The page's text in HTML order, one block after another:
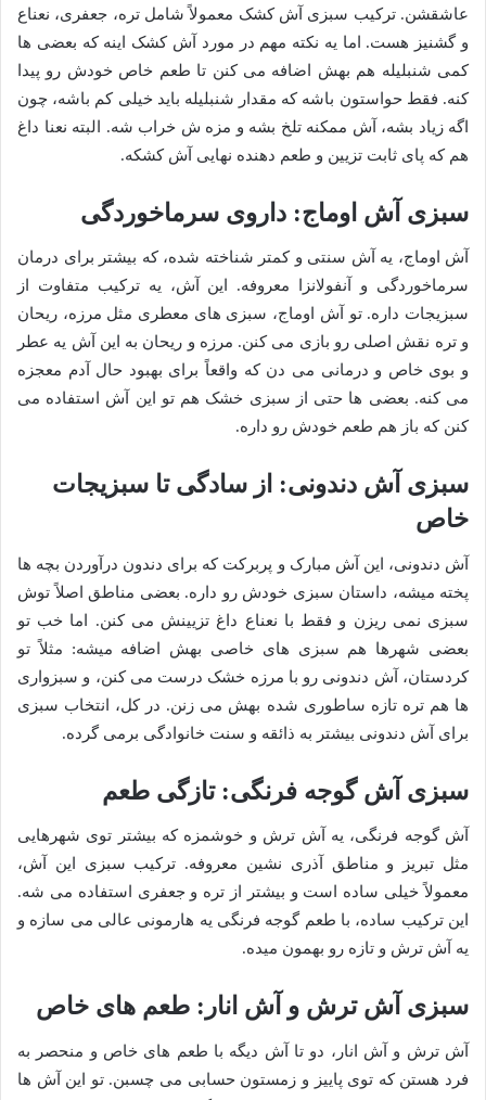
عاشقشن. ترکیب سبزی آش کشک معمولاً شامل تره، جعفری، نعناع
و گشنیز هست. اما یه نکته مهم در مورد آش کشک اینه که بعضی ها
کمی شنبلیله هم بهش اضافه می کنن تا طعم خاص خودش رو پیدا
کنه. فقط حواستون باشه که مقدار شنبلیله باید خیلی کم باشه، چون
اگه زیاد بشه، آش ممکنه تلخ بشه و مزه ش خراب شه. البته نعنا داغ
هم که پای ثابت تزیین و طعم دهنده نهایی آش کشکه.
سبزی آش اوماج: داروی سرماخوردگی
آش اوماج، یه آش سنتی و کمتر شناخته شده، که بیشتر برای درمان
سرماخوردگی و آنفولانزا معروفه. این آش، یه ترکیب متفاوت از
سبزیجات داره. تو آش اوماج، سبزی های معطری مثل مرزه، ریحان
و تره نقش اصلی رو بازی می کنن. مرزه و ریحان به این آش یه عطر
و بوی خاص و درمانی می دن که واقعاً برای بهبود حال آدم معجزه
می کنه. بعضی ها حتی از سبزی خشک هم تو این آش استفاده می
کنن که باز هم طعم خودش رو داره.
سبزی آش دندونی: از سادگی تا سبزیجات
خاص
آش دندونی، این آش مبارک و پربرکت که برای دندون درآوردن بچه ها
پخته میشه، داستان سبزی خودش رو داره. بعضی مناطق اصلاً توش
سبزی نمی ریزن و فقط با نعناع داغ تزیینش می کنن. اما خب تو
بعضی شهرها هم سبزی های خاصی بهش اضافه میشه: مثلاً تو
کردستان، آش دندونی رو با مرزه خشک درست می کنن، و سبزواری
ها هم تره تازه ساطوری شده بهش می زنن. در کل، انتخاب سبزی
برای آش دندونی بیشتر به ذائقه و سنت خانوادگی برمی گرده.
سبزی آش گوجه فرنگی: تازگی طعم
آش گوجه فرنگی، یه آش ترش و خوشمزه که بیشتر توی شهرهایی
مثل تبریز و مناطق آذری نشین معروفه. ترکیب سبزی این آش،
معمولاً خیلی ساده است و بیشتر از تره و جعفری استفاده می شه.
این ترکیب ساده، با طعم گوجه فرنگی یه هارمونی عالی می سازه و
یه آش ترش و تازه رو بهمون میده.
سبزی آش ترش و آش انار: طعم های خاص
آش ترش و آش انار، دو تا آش دیگه با طعم های خاص و منحصر به
فرد هستن که توی پاییز و زمستون حسابی می چسبن. تو این آش ها